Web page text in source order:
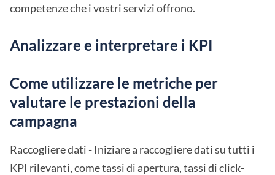
competenze che i vostri servizi offrono.
Analizzare e interpretare i KPI
Come utilizzare le metriche per
valutare le prestazioni della
campagna
Raccogliere dati - Iniziare a raccogliere dati su tutti i
KPI rilevanti, come tassi di apertura, tassi di click-